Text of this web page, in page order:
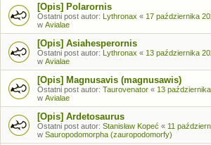
[Opis] Polarornis
Ostatni post autor: Lythronax « 17 października
w Avialae
[Opis] Asiahesperornis
Ostatni post autor: Lythronax « 13 października
w Avialae
[Opis] Magnusavis (magnusawis)
Ostatni post autor: Taurovenator « 13
w Avialae
[Opis] Ardetosaurus
Ostatni post autor: Stanisław Kopeć « 11
w Sauropodomorpha (zauropodomorfy)